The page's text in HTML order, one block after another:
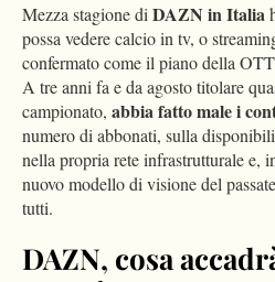
Mezza stagione diDAZN in Italia
possa vedere calcio in tv, o
confermato come il piano della
A tre anni fa e da agosto titolare
campionato, abbia fatto male i
numero di abbonati, sulla
nella propria rete infrastrutturale e,
nuovo modello di visione del
tutti.
DAZN, cosa